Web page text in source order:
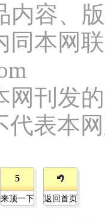
容、
同本网
刊发
代表本
5
来顶一下 返回首页